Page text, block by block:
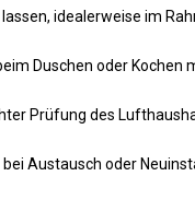
idealerweise im
Duschen oder Kochen
Prüfung des
Austausch oder